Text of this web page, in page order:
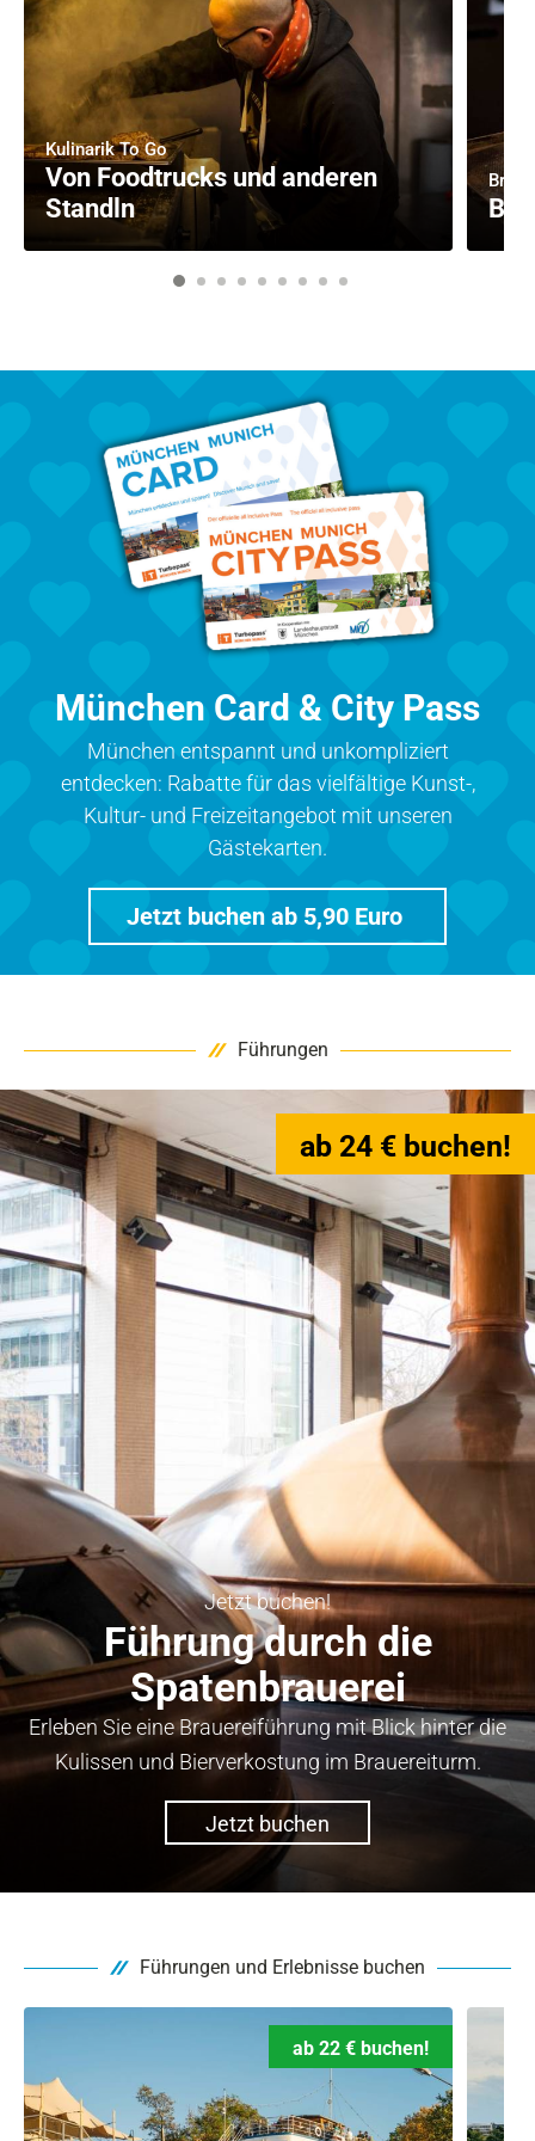
Kulinarik To Go
Von Foodtrucks und anderen
Standln
Brot-
2 3 4 5 6 7 8 9
München Card & City Pass
München entspannt und unkompliziert
entdecken: Rabatte für das vielfältige Kunst-,
Kultur- und Freizeitangebot mit unseren
Gästekarten.
Jetzt buchen ab 5,90 Euro
Führungen
Jetzt buchen!
Führung durch die
Spatenbrauerei
Erleben Sie eine Brauereiführung mit Blick hinter die
Kulissen und Bierverkostung im Brauereiturm.
Jetzt buchen
ab 24 € buchen!
Führungen und Erlebnisse buchen
ab 22 € buchen!